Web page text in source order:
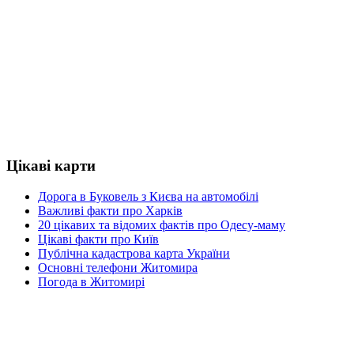
Цікаві карти
Дорога в Буковель з Києва на автомобілі
Важливі факти про Харків
20 цікавих та відомих фактів про Одесу-маму
Цікаві факти про Київ
Публічна кадастрова карта України
Основні телефони Житомира
Погода в Житомирі